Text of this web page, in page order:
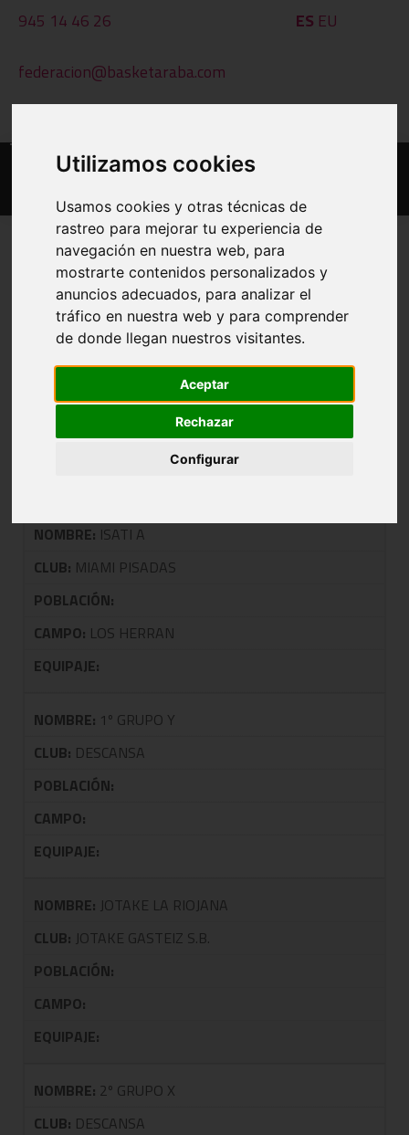
Utilizamos cookies
Usamos cookies y otras técnicas de
rastreo para mejorar tu experiencia de
navegación en nuestra web, para
mostrarte contenidos personalizados y
anuncios adecuados, para analizar el
tráfico en nuestra web y para comprender
de donde llegan nuestros visitantes.
Aceptar
Rechazar
Configurar
945 14 46 26
federacion@basketaraba.com
ES EU
EGUTEGIAK ETA EMAITZAK
INPRIMATU
BESTE TALDE BAT IKUSI
TALDEA: 0107 PLAY IN SENIOR
NOMBRE: ISATI A
CLUB: MIAMI PISADAS
POBLACIÓN:
CAMPO: LOS HERRAN
EQUIPAJE:
NOMBRE: 1º GRUPO Y
CLUB: DESCANSA
POBLACIÓN:
CAMPO:
EQUIPAJE:
NOMBRE: JOTAKE LA RIOJANA
CLUB: JOTAKE GASTEIZ S.B.
POBLACIÓN:
CAMPO:
EQUIPAJE:
NOMBRE: 2º GRUPO X
CLUB: DESCANSA